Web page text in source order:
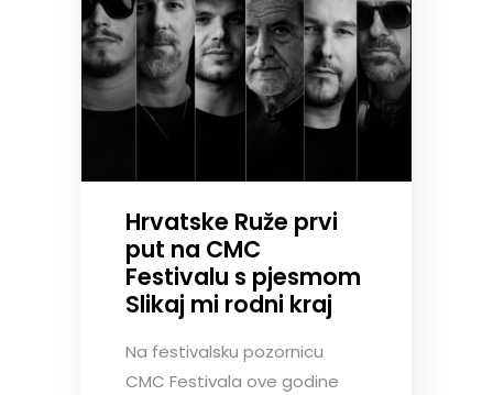
Hrvatske Ruže prvi
put na CMC
Festivalu s pjesmom
Slikaj mi rodni kraj
Na festivalsku pozornicu
CMC Festivala ove godine